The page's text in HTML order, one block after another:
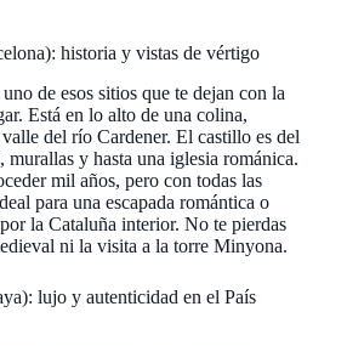
historia y vistas de vértigo
de esos sitios que te dejan con la
Está en lo alto de una colina,
del río Cardener. El castillo es del
y hasta una iglesia románica.
mil años, pero con todas las
para una escapada romántica o
la Cataluña interior. No te pierdas
ni la visita a la torre Minyona.
lujo y autenticidad en el País